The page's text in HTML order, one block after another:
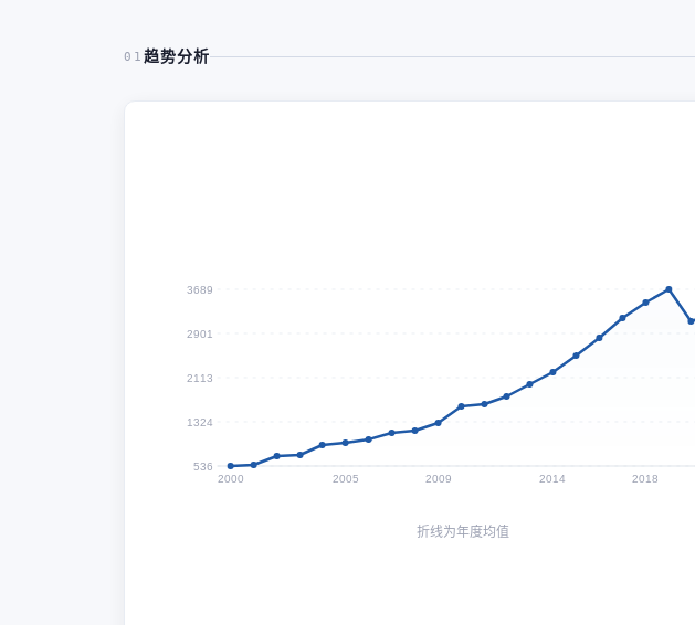
01 趋势分析
3689
2901
2113
1324
536
2000
2005 2009 2014 2018
折线为年度均值